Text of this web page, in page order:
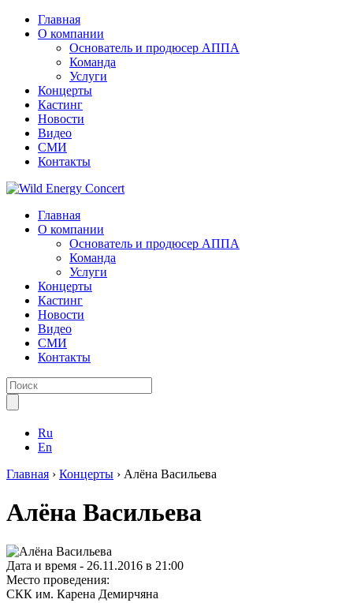
Главная
О компании
Основатель и продюсер АППА
Команда
Услуги
Концерты
Кастинг
Новости
Видео
СМИ
Контакты
Главная
О компании
Основатель и продюсер АППА
Команда
Услуги
Концерты
Кастинг
Новости
Видео
СМИ
Контакты
Ru
En
Главная › Концерты › Алёна Васильева
Алёна Васильева
Дата и время - 26.11.2016 в 21:00
Место проведения:
СКК им. Карена Демирчяна